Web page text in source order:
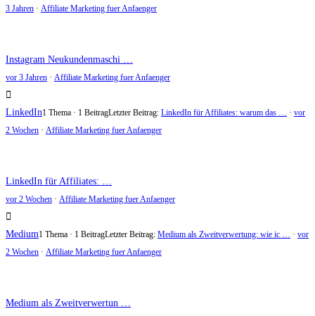
3 Jahren · Affiliate Marketing fuer Anfaenger
Instagram Neukundenmaschi …
vor 3 Jahren · Affiliate Marketing fuer Anfaenger
LinkedIn1 Thema · 1 BeitragLetzter Beitrag: LinkedIn für Affiliates: warum das … · vor
2 Wochen · Affiliate Marketing fuer Anfaenger
LinkedIn für Affiliates: …
vor 2 Wochen · Affiliate Marketing fuer Anfaenger
Medium1 Thema · 1 BeitragLetzter Beitrag: Medium als Zweitverwertung: wie ic … · vor
2 Wochen · Affiliate Marketing fuer Anfaenger
Medium als Zweitverwertun …